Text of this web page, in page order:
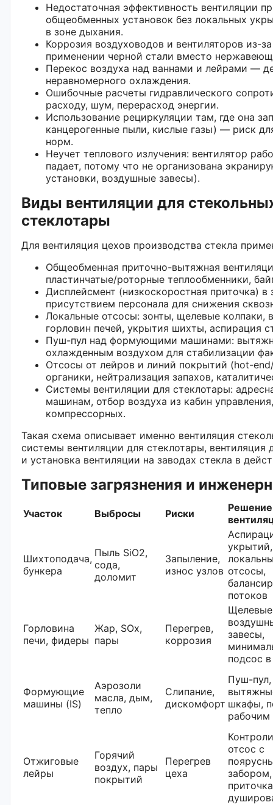
Недостаточная эффективность вентиляции
общеобменных установок без локальных
в зоне дыхания.
Коррозия воздуховодов и вентиляторов из-
применении черной стали вместо
Перекос воздуха над ваннами и лейрами —
неравномерного охлаждения.
Ошибочные расчеты гидравлического
расходу, шум, перерасход энергии.
Использование рециркуляции там, где она
канцерогенные пыли, кислые газы) — риск
норм.
Неучет теплового излучения: вентилятор
падает, потому что не организована
установки, воздушные завесы).
Виды вентиляции для
стеклотары
Для вентиляция цехов производства стекла
Общеобменная приточно-вытяжная
пластинчатые/роторные теплообменники,
Дисплейсмент (низкоскоростная приточка) в
присутствием персонала для снижения
Локальные отсосы: зонты, щелевые колпаки,
горловин печей, укрытия шихты, аспирация
Пуш-пул над формующими машинами:
охлажденным воздухом для стабилизации
Отсосы от лейров и линий покрытий (hot-
органики, нейтрализация запахов,
Системы вентиляции для стеклотары:
машинам, отбор воздуха из кабин
компрессорных.
Такая схема описывает именно вентиляция
системы вентиляции для стеклотары, вентиляция
и установка вентиляции на заводах стекла в
Типовые загрязнения и
Участок Выбросы Риски
Шихтоподача,
бункера
Пыль SiO2,
сода,
доломит
Запыление,
износ узлов
укрытий,
отсосы,
потоков
Горловина
печи, фидеры
Жар, SOx,
пары
Перегрев,
коррозия
завесы,
подсос
Формующие
машины (IS)
Аэрозоли
масла, дым,
тепло
Слипание,
дискомфорт
Пуш-пул,
шкафы,
Отжиговые
лейры
Горячий
воздух, пары
покрытий
Перегрев
цеха
отсос с
забором,